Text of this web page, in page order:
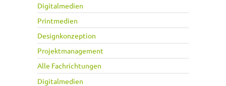
Digitalmedien
Printmedien
Designkonzeption
Projektmanagement
Alle Fachrichtungen
Digitalmedien